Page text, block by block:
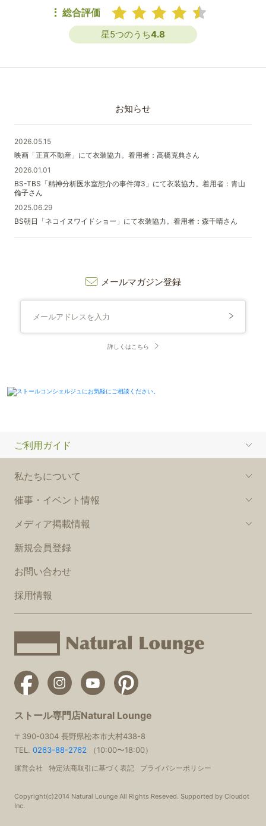
総合評価
星5つのうち4.8
お知らせ
2026.05.15
映画「正直不動産」にて衣装協力。着用者：高橋克典さん
2026.01.01
BS-TBS「精神分析医氷室想介の事件簿3」にて衣装協力。着用者：青山
倫子さん
2025.06.29
BS朝日「ネコイヌワイドショー」にて衣装協力。着用者：森千晴さん
メールマガジン登録
詳しくはこちら
ご利用ガイド
私たちについて
催事・イベント情報
メディア掲載情報
新規会員登録
お問い合わせ
採用情報
ストール専門店Natural Lounge
〒390-0304 長野県松本市大村438-8
TEL. 0263-88-2762 （10:00〜18:00）
運営会社 特定法商取引に基づく表記 プライバシーポリシー
Copyright(c)2014 Natural Lounge All Rights Reseved. Supported by Cloudot
Inc.